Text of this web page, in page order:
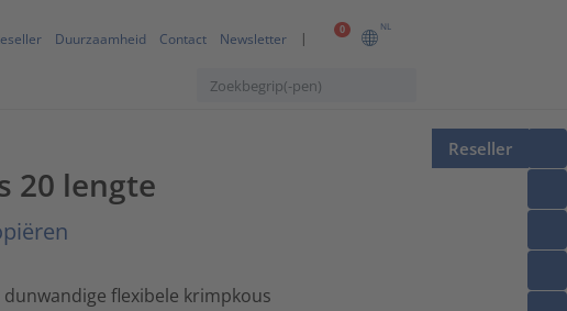
0 NL
Duurzaamheid Contact Newsletter
Reseller
20 lengte
flexibele krimpkous